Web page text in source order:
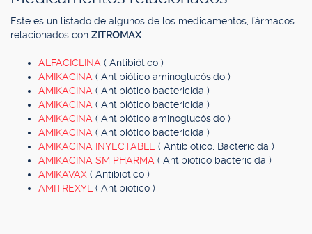
Este es un listado de algunos de los medicamentos, fármacos
relacionados con ZITROMAX
ALFACICLINA ( Antibiótico )
AMIKACINA ( Antibiótico aminoglucósido )
AMIKACINA ( Antibiótico bactericida )
AMIKACINA ( Antibiótico bactericida )
AMIKACINA ( Antibiótico aminoglucósido )
AMIKACINA ( Antibiótico bactericida )
AMIKACINA INYECTABLE ( Antibiótico, Bactericida )
AMIKACINA SM PHARMA ( Antibiótico bactericida )
AMIKAVAX ( Antibiótico )
AMITREXYL ( Antibiótico )